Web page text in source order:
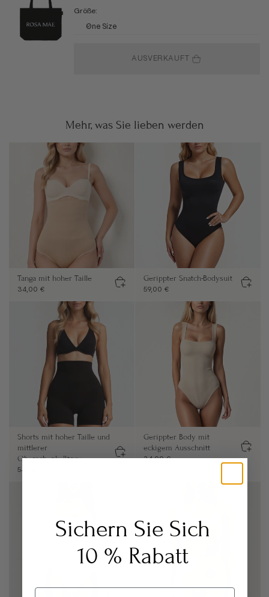
Größe:
One Size
AUSVERKAUFT
Mehr, was Sie lieben werden
Tanga mit hoher Taille
34,00 €
Gerippter Snatch-Bodysuit
59,00 €
Shorts mit hoher Taille und
mittlerer
Oberschenkellänge
54,00 €
Gerippter Body mit
eckigem Ausschnitt
34,00 €
Sichern Sie Sich
10 % Rabatt